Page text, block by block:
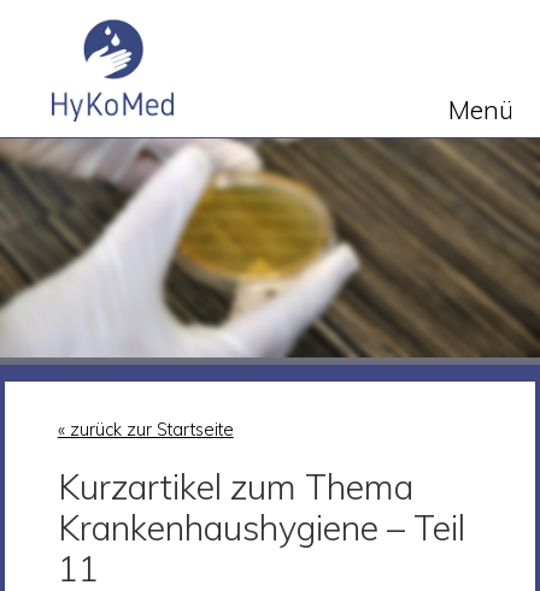
Menü
« zurück zur Startseite
Kurzartikel zum Thema
Krankenhaushygiene – Teil
11